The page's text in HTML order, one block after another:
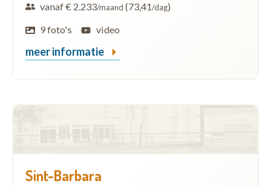
vanaf € 2.233/maand (73,41/dag)
9 foto's
video
meer informatie
Sint-Barbara